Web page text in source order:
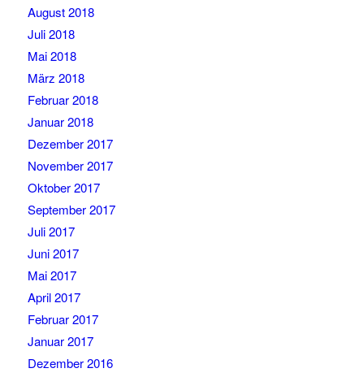
August 2018
Juli 2018
Mai 2018
März 2018
Februar 2018
Januar 2018
Dezember 2017
November 2017
Oktober 2017
September 2017
Juli 2017
Juni 2017
Mai 2017
April 2017
Februar 2017
Januar 2017
Dezember 2016